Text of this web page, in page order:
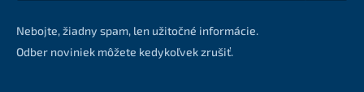
Nebojte, žiadny spam, len užitočné informácie.
Odber noviniek môžete kedykoľvek zrušiť.